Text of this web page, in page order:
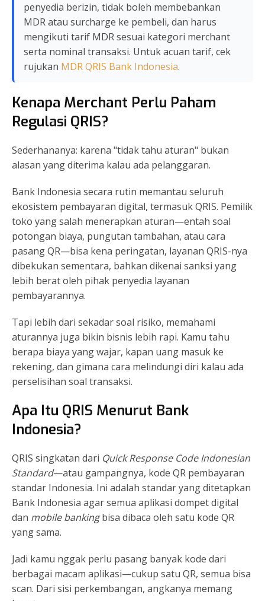
penyedia berizin, tidak boleh membebankan
MDR atau surcharge ke pembeli, dan harus
mengikuti tarif MDR sesuai kategori merchant
serta nominal transaksi. Untuk acuan tarif, cek
rujukan MDR QRIS Bank Indonesia.
Kenapa Merchant Perlu Paham
Regulasi QRIS?
Sederhananya: karena "tidak tahu aturan" bukan
alasan yang diterima kalau ada pelanggaran.
Bank Indonesia secara rutin memantau seluruh
ekosistem pembayaran digital, termasuk QRIS. Pemilik
toko yang salah menerapkan aturan—entah soal
potongan biaya, pungutan tambahan, atau cara
pasang QR—bisa kena peringatan, layanan QRIS-nya
dibekukan sementara, bahkan dikenai sanksi yang
lebih berat oleh pihak penyedia layanan
pembayarannya.
Tapi lebih dari sekadar soal risiko, memahami
aturannya juga bikin bisnis lebih rapi. Kamu tahu
berapa biaya yang wajar, kapan uang masuk ke
rekening, dan gimana cara melindungi diri kalau ada
perselisihan soal transaksi.
Apa Itu QRIS Menurut Bank
Indonesia?
QRIS singkatan dari Quick Response Code Indonesian
Standard—atau gampangnya, kode QR pembayaran
standar Indonesia. Ini adalah standar yang ditetapkan
Bank Indonesia agar semua aplikasi dompet digital
dan mobile bankingbisa dibaca oleh satu kode QR
yang sama.
Jadi kamu nggak perlu pasang banyak kode dari
berbagai macam aplikasi—cukup satu QR, semua bisa
scan. Dari sisi perkembangan, angkanya memang